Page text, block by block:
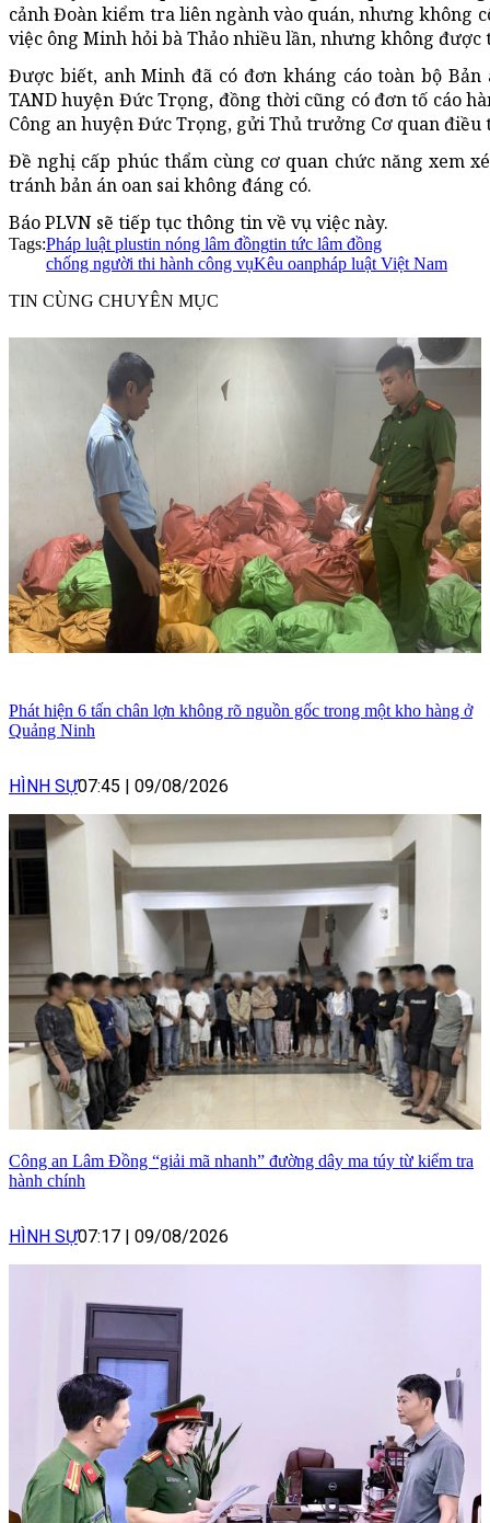
cảnh Đoàn kiểm tra liên ngành vào quán, nhưng không
việc ông Minh hỏi bà Thảo nhiều lần, nhưng không
Được biết, anh Minh đã có đơn kháng cáo toàn bộ Bản
TAND huyện Đức Trọng, đồng thời cũng có đơn tố cáo
Công an huyện Đức Trọng, gửi Thủ trưởng Cơ quan điều
Đề nghị cấp phúc thẩm cùng cơ quan chức năng xem
tránh bản án oan sai không đáng có.
Báo PLVN sẽ tiếp tục thông tin về vụ việc này.
Tags:Pháp luật plustin nóng lâm đồngtin tức lâm đồng
chống người thi hành công vụKêu oanpháp luật Việt Nam
TIN CÙNG CHUYÊN MỤC
Phát hiện 6 tấn chân lợn không rõ nguồn gốc trong một kho hàng ở
Quảng Ninh
HÌNH SỰ07:45 | 09/08/2026
Công an Lâm Đồng “giải mã nhanh” đường dây ma túy từ kiểm tra
hành chính
HÌNH SỰ07:17 | 09/08/2026